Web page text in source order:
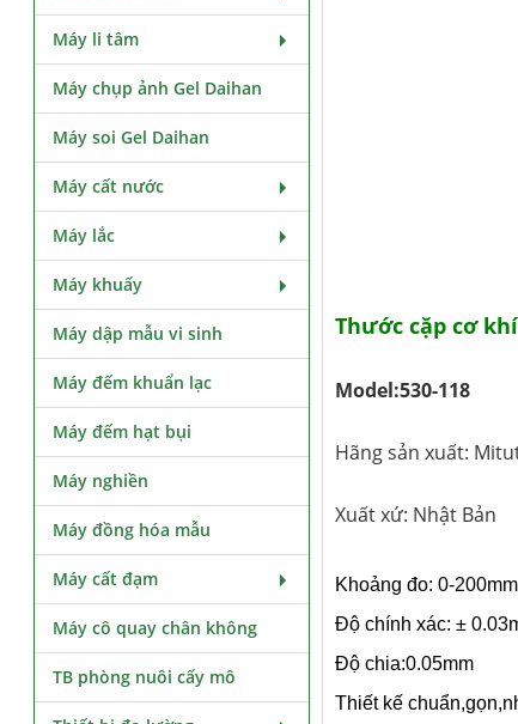
Thước cặp cơ
Model:530-118
Hãng sản xuất:
Xuất xứ: Nhật Bản
Khoảng đo: 0-200mm
Độ chính xác: ±
Độ chia:0.05mm
Thiết kế
Máy li tâm
Máy chụp ảnh Gel Daihan
Máy soi Gel Daihan
Máy cất nước
Máy lắc
Máy khuấy
Máy dập mẫu vi sinh
Máy đếm khuẩn lạc
Máy đếm hạt bụi
Máy nghiền
Máy đồng hóa mẫu
Máy cất đạm
Máy cô quay chân không
TB phòng nuôi cấy mô